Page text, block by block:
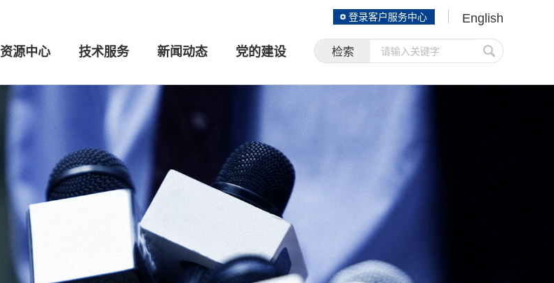
English
登录客户服务中心
检索
资源中心 技术服务 新闻动态 党的建设